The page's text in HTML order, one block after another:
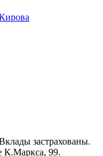
застрахованы.
К.Маркса, 99.